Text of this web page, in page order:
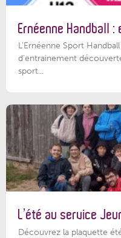
Ernéenne Handball
L'Ernéenne Sport
d'entrainement
sport...
L’été au service
Découvrez la plaquette